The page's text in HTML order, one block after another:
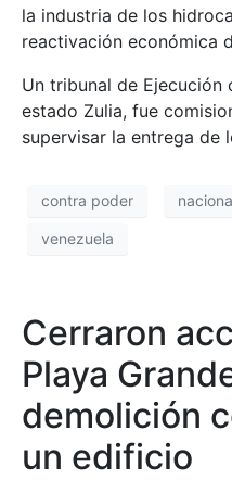
la industria de los
reactivación económica
Un tribunal de Ejecución
estado Zulia, fue
supervisar la entrega de
contra poder
venezuela
Cerraron
Playa
demolición
un edificio